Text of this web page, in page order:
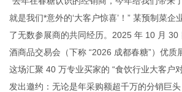
就是我们*意外的‘大客户惊喜’！” 某预制菜企
了无数参展商的共同经历。2025 年 10 月 30
酒商品交易会（下称 “2026 成都春糖”）优质
这场汇聚 40 万专业买家的 “食饮行业大客户
发出邀约：无论是年采购额超千万的分销巨